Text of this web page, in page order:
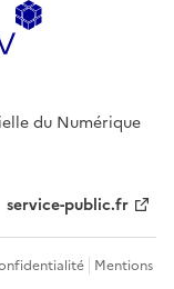
du Numérique
service-public.fr
Mentions